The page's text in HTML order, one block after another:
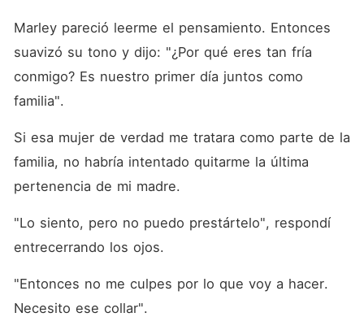
Marley pareció leerme el pensamiento. Entonces
suavizó su tono y dijo: "¿Por qué eres tan fría
conmigo? Es nuestro primer día juntos como
familia".
Si esa mujer de verdad me tratara como parte de la
familia, no habría intentado quitarme la última
pertenencia de mi madre.
"Lo siento, pero no puedo prestártelo", respondí
entrecerrando los ojos.
"Entonces no me culpes por lo que voy a hacer.
Necesito ese collar".